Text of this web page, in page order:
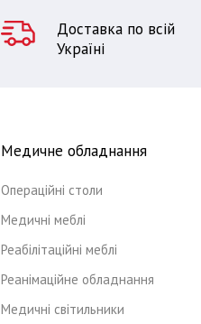
Доставка по всій
Україні
Медичне обладнання
Операційні столи
Медичні меблі
Реабілітаційні меблі
Реанімаційне обладнання
Медичні світильники